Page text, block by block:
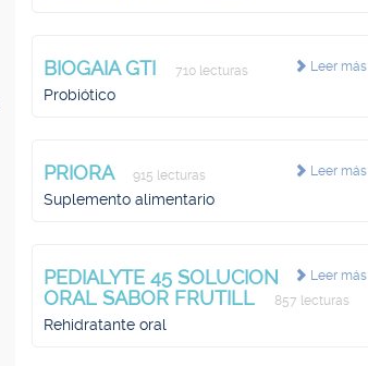
Leer más
BIOGAIA GTI 710 lecturas
Probiótico
Leer más
PRIORA 915 lecturas
Suplemento alimentario
Leer más
PEDIALYTE 45 SOLUCION
ORAL SABOR FRUTILL
857 lecturas
Rehidratante oral